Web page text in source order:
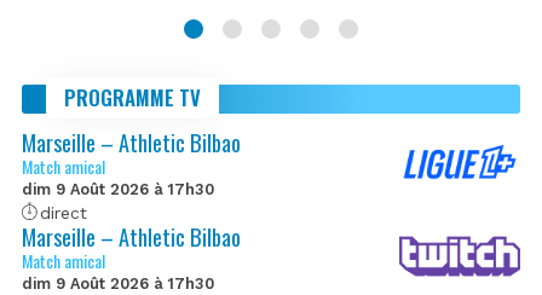
PROGRAMME TV
Marseille – Athletic Bilbao
Match amical
dim 9 Août 2026 à 17h30
direct
Marseille – Athletic Bilbao
Match amical
dim 9 Août 2026 à 17h30